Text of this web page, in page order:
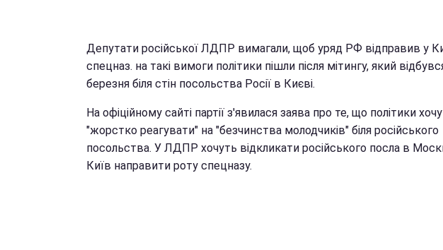
Депутати російської ЛДПР вимагали, щоб уряд РФ відправив у
спецназ. на такі вимоги політики пішли після мітингу, який
березня біля стін посольства Росії в Києві.
На офіційному сайті партії з'явилася заява про те, що політики
"жорстко реагувати" на "безчинства молодчиків" біля російського
посольства. У ЛДПР хочуть відкликати російського посла в
Київ направити роту спецназу.